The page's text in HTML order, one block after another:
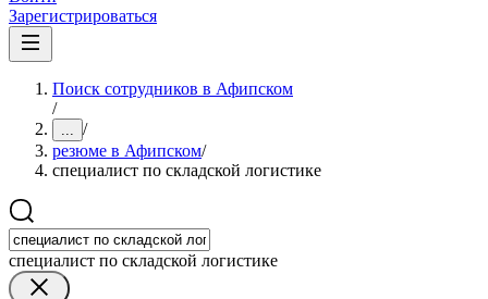
Зарегистрироваться
Поиск сотрудников в Афипском
/
... /
резюме в Афипском/
специалист по складской логистике
специалист по складской логистике